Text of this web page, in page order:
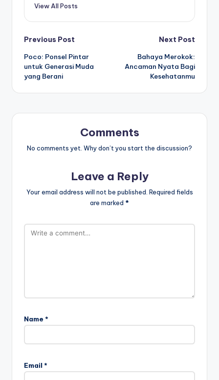
View All Posts
Post
navigation
Previous Post
Poco: Ponsel Pintar
untuk Generasi Muda
yang Berani
Next Post
Bahaya Merokok:
Ancaman Nyata Bagi
Kesehatanmu
Comments
No comments yet. Why don’t you start the discussion?
Leave a Reply
Your email address will not be published. Required fields
are marked *
Name *
Email *